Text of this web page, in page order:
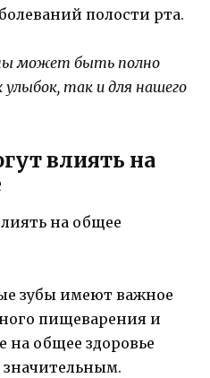
полости рта.
может быть полно
так и для нашего
влиять на
зубы имеют важное
пищеварения и
на общее здоровье